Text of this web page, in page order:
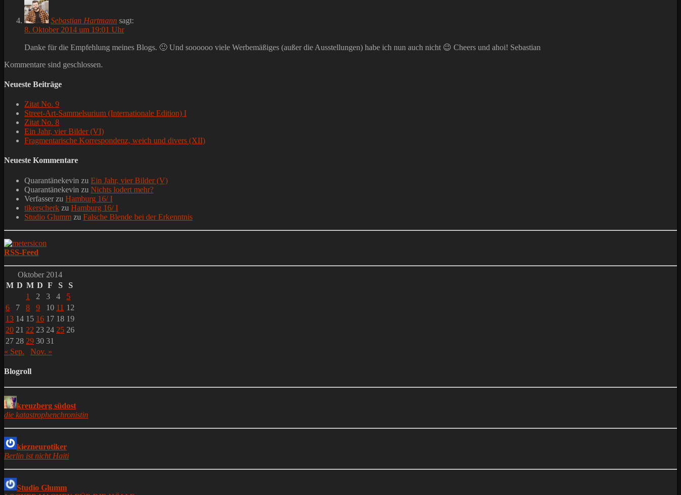
Sebastian Hartmann sagt:
8. Oktober 2014 um 19:01 Uhr
Danke für die Empfehlung meines Blogs. 🙂 Und soooooo viele Werbemäßiges (außer die Ausstellungen) habe ich nun auch nicht 😉 Cheers und ahoi! Sebastian
Kommentare sind geschlossen.
Neueste Beiträge
Zitat No. 9
Street-Art-Sammelsurium (Internationale Edition) I
Zitat No. 8
Ein Jahr, vier Bilder (VI)
Fragmentarische Korrespondenz, weich und divers (XII)
Neueste Kommentare
Quarantänekevin zu Ein Jahr, vier Bilder (V)
Quarantänekevin zu Nichts lodert mehr?
Verfasserzu Hamburg 16/ I
tikerscherk zu Hamburg 16/ I
Studio Glumm zu Falsche Blende bei der Erkenntnis
RSS-Feed
Oktober 2014
M D M D F S
S
1
2 3 4
5
6
7 8 9 10 11 12
13 14 15 16 17 18 19
20 21 22 23 24 25 26
27 28 29 30 31
« Sep.
Nov. »
Blogroll
kreuzberg südost
die katastrophenchronistin
kiezneurotiker
Berlin ist nicht Haiti
Studio Glumm